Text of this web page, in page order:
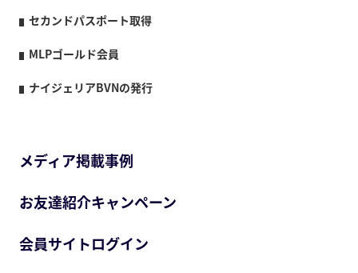
セカンドパスポート取得
MLPゴールド会員
ナイジェリアBVNの発行
メディア掲載事例
お友達紹介キャンペーン
会員サイトログイン